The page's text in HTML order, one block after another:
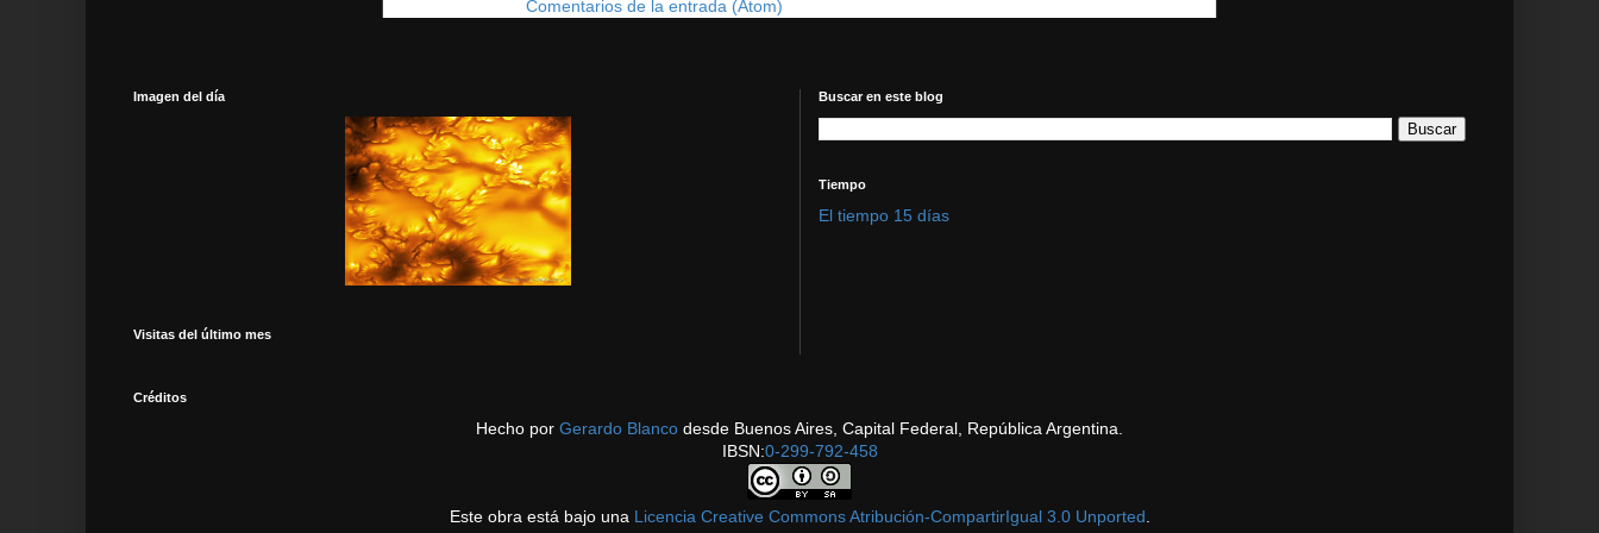
Comentarios de la entrada (Atom)
Imagen del día
Visitas del último mes
Buscar en este blog
Tiempo
El tiempo 15 días
Créditos
Hecho por Gerardo Blanco desde Buenos Aires, Capital Federal, República Argentina.
IBSN:0-299-792-458
Este obra está bajo una Licencia Creative Commons Atribución-CompartirIgual 3.0 Unported.